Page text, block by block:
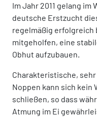
Im Jahr 2011 gelang im
deutsche Erstzucht
regelmäßig erfolgreich
mitgeholfen, eine
Obhut aufzubauen.
Charakteristische,
Noppen kann sich kein
schließen, so dass
Atmung im Ei